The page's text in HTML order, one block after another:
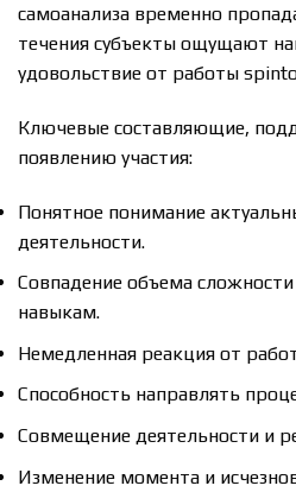
самоанализа временно
течения субъекты ощущают
удовольствие от работы
Ключевые составляющие,
появлению участия:
Понятное понимание
деятельности.
Совпадение объема
навыкам.
Немедленная реакция от
Способность направлять
Совмещение деятельности и
Изменение момента и